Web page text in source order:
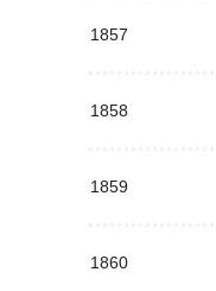
1857
1858
1859
1860